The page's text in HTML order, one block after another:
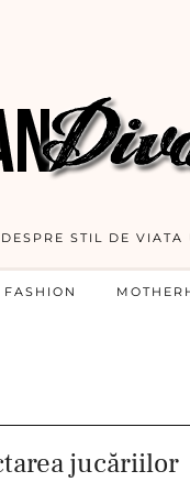
STIL DE VIATA
FASHION
jucăriilor